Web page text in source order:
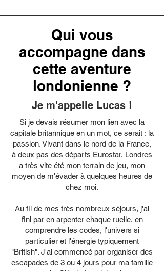
Qui vous
accompagne dans
cette aventure
londonienne ?
Je m'appelle Lucas !
Si je devais résumer mon lien avec la
capitale britannique en un mot, ce serait : la
passion. Vivant dans le nord de la France,
à deux pas des départs Eurostar, Londres
a très vite été mon terrain de jeu, mon
moyen de m'évader à quelques heures de
chez moi.
Au fil de mes très nombreux séjours, j'ai
fini par en arpenter chaque ruelle, en
comprendre les codes, l'univers si
particulier et l'énergie typiquement
"British". J'ai commencé par organiser des
escapades de 3 ou 4 jours pour ma famille